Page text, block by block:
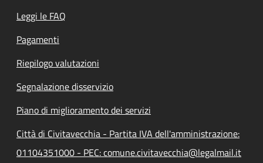
Leggi le FAQ
Pagamenti
Riepilogo valutazioni
Segnalazione disservizio
Piano di miglioramento dei servizi
Città di Civitavecchia - Partita IVA dell'amministrazione:
01104351000 - PEC: comune.civitavecchia@legalmail.it